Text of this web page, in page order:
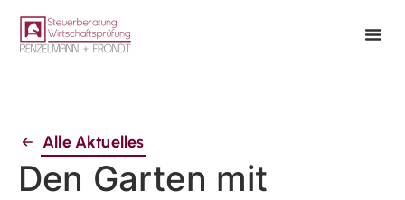
Alle Aktuelles
Den Garten mit